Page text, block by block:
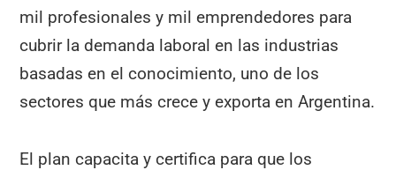
mil profesionales y mil emprendedores para
cubrir la demanda laboral en las industrias
basadas en el conocimiento, uno de los
sectores que más crece y exporta en Argentina.
El plan capacita y certifica para que los